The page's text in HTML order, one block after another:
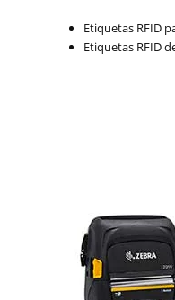
Etiquetas RFID
Etiquetas RFID